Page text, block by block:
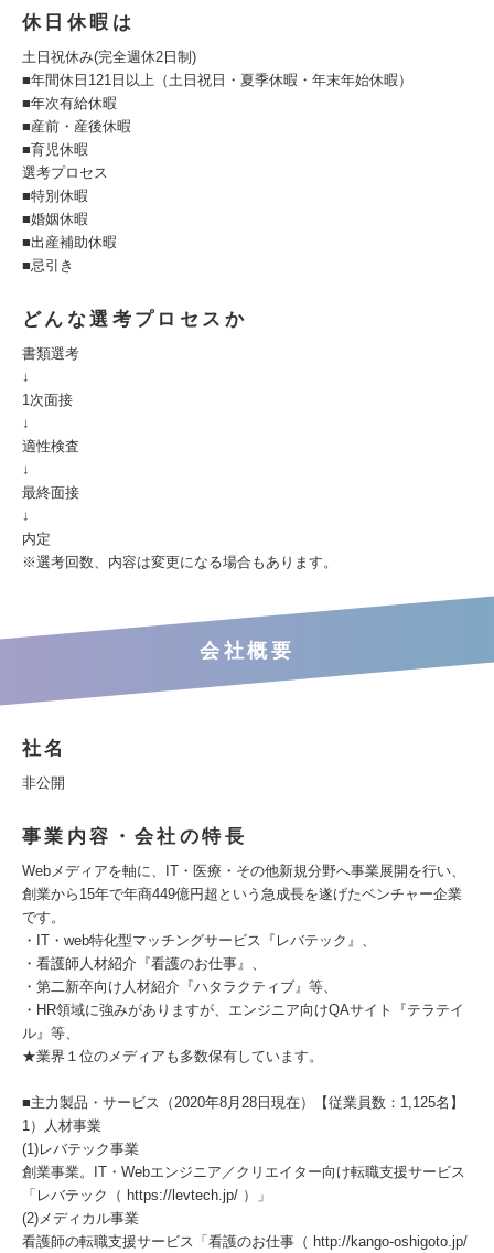
休日休暇は
土日祝休み(完全週休2日制)
■年間休日121日以上（土日祝日・夏季休暇・年末年始休暇）
■年次有給休暇
■産前・産後休暇
■育児休暇
選考プロセス
■特別休暇
■婚姻休暇
■出産補助休暇
■忌引き
どんな選考プロセスか
書類選考
↓
1次面接
↓
適性検査
↓
最終面接
↓
内定
※選考回数、内容は変更になる場合もあります。
会社概要
社名
非公開
事業内容・会社の特長
Webメディアを軸に、IT・医療・その他新規分野へ事業展開を行い、
創業から15年で年商449億円超という急成長を遂げたベンチャー企業
です。
・IT・web特化型マッチングサービス『レバテック』、
・看護師人材紹介『看護のお仕事』、
・第二新卒向け人材紹介『ハタラクティブ』等、
・HR領域に強みがありますが、エンジニア向けQAサイト『テラテイ
ル』等、
★業界１位のメディアも多数保有しています。
■主力製品・サービス（2020年8月28日現在）【従業員数：1,125名】
1）人材事業
(1)レバテック事業
創業事業。IT・Webエンジニア／クリエイター向け転職支援サービス
「レバテック（ https://levtech.jp/ ）」
(2)メディカル事業
看護師の転職支援サービス「看護のお仕事（ http://kango-oshigoto.jp/